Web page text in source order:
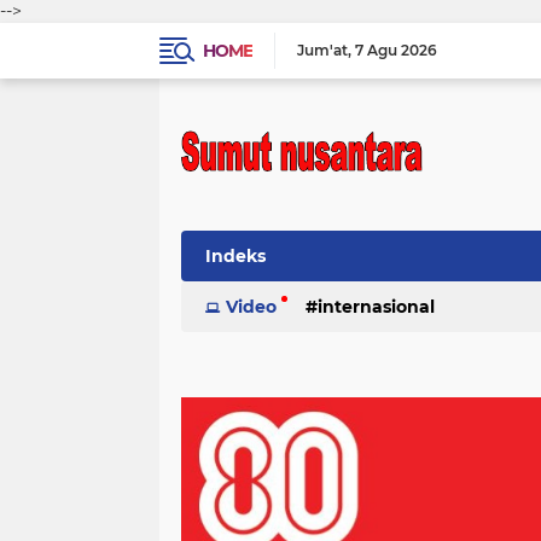
-->
HOME
Jum'at 7 Agu 2026
Indeks
Video internasional